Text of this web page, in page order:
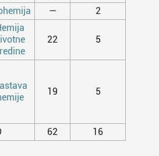
—
2
22 5
19 5
62 16